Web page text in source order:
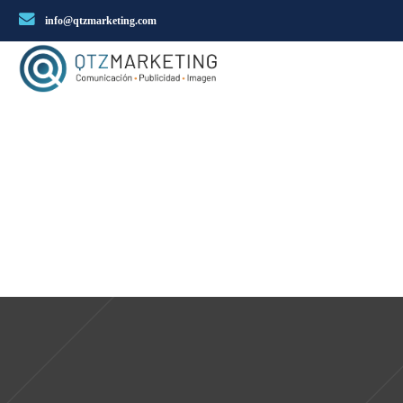
info@qtzmarketing.com